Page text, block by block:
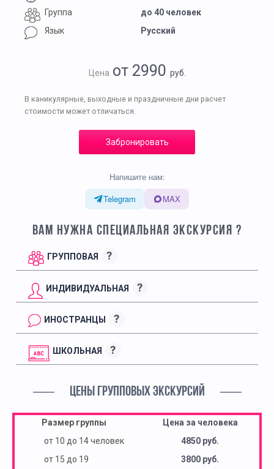
Группа
до 40 человек
Язык
Русский
Цена от 2990 руб.
В каникулярные, выходные и праздничные дни расчет
стоимости может отличаться.
Забронировать
Напишите нам:
Telegram
MAX
ВАМ НУЖНА СПЕЦИАЛЬНАЯ ЭКСКУРСИЯ ?
ГРУППОВАЯ ?
ИНДИВИДУАЛЬНАЯ ?
ИНОСТРАНЦЫ ?
ШКОЛЬНАЯ ?
ЦЕНЫ ГРУППОВЫХ ЭКСКУРСИЙ
Размер группы
Цена за человека
от 10 до 14 человек
4850 руб.
от 15 до 19
3800 руб.